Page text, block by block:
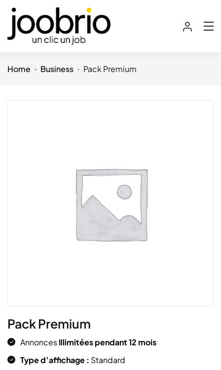
Home Business Pack Premium
Pack Premium
AnnoncesIllimitées pendant 12 mois
Type d’affichage : Standard